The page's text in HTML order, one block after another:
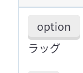
option
ラッグ